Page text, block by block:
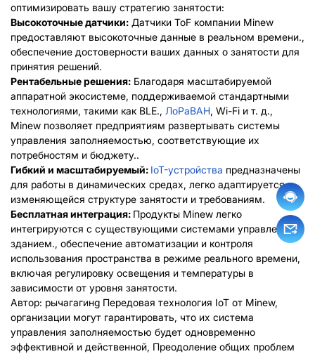
оптимизировать вашу стратегию занятости:
Высокоточные датчики: Датчики ToF компании Minew
предоставляют высокоточные данные в реальном времени.,
обеспечение достоверности ваших данных о занятости для
принятия решений.
Рентабельные решения: Благодаря масштабируемой
аппаратной экосистеме, поддерживаемой стандартными
технологиями, такими как BLE., ЛоРаВАН, Wi-Fi и т. д.,
Minew позволяет предприятиям развертывать системы
управления заполняемостью, соответствующие их
потребностям и бюджету..
Гибкий и масштабируемый: IoT-устройства предназначены
для работы в динамических средах, легко адаптируется к
изменяющейся структуре занятости и требованиям.
Бесплатная интеграция: Продукты Minew легко
интегрируются с существующими системами управления
зданием., обеспечение автоматизации и контроля
использования пространства в режиме реального времени,
включая регулировку освещения и температуры в
зависимости от уровня занятости.
Автор: рычагагинg Передовая технология IoT от Minew,
организации могут гарантировать, что их система
управления заполняемостью будет одновременно
эффективной и действенной, Преодоление общих проблем